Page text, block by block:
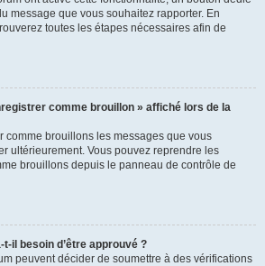
message que vous souhaitez rapporter. En
toutes les étapes nécessaires afin de
comme brouillon » affiché lors de la
comme brouillons les messages que vous
ultérieurement. Vous pouvez reprendre les
brouillons depuis le panneau de contrôle de
il besoin d’être approuvé ?
peuvent décider de soumettre à des vérifications